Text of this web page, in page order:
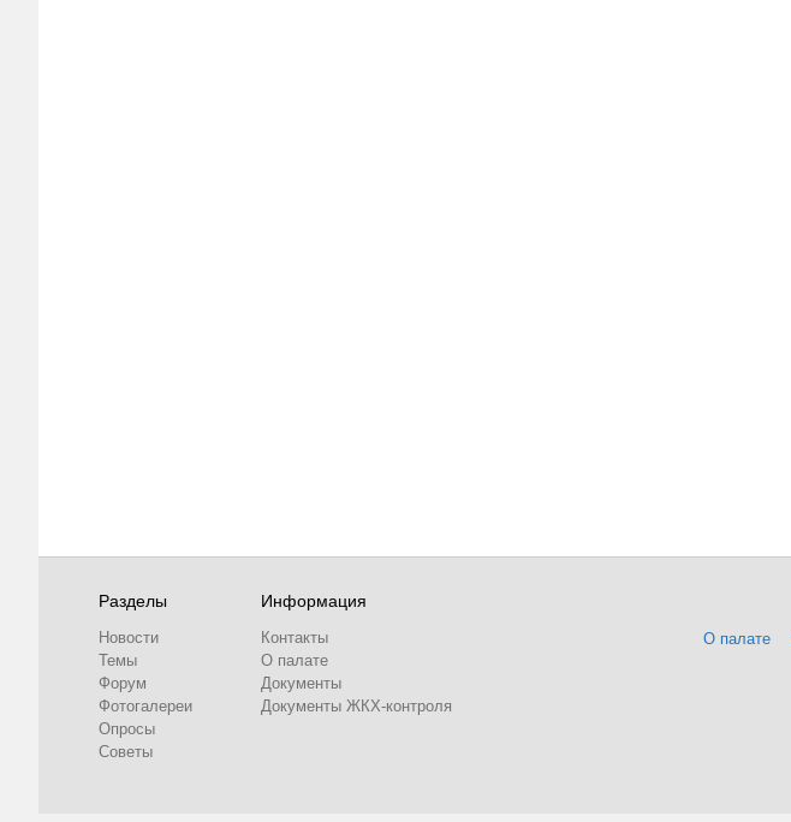
Разделы
Новости
Темы
Форум
Фотогалереи
Опросы
Советы
Информация
Контакты
О палате
Документы
Документы ЖКХ-контроля
О палате